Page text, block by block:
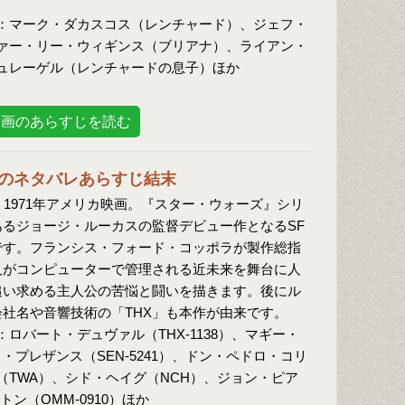
ーク・ダカスコス（レンチャード）、ジェフ・
・リー・ウィギンス（ブリアナ）、ライアン・
レーゲル（レンチャードの息子）ほか
のあらすじを読む
ネタバレあらすじ結末
年アメリカ映画。『スター・ウォーズ』シリ
ジョージ・ルーカスの監督デビュー作となるSF
。フランシス・フォード・コッポラが製作総指
コンピューターで管理される近未来を舞台に人
求める主人公の苦悩と闘いを描きます。後にル
名や音響技術の「THX」も本作が由来です。
バート・デュヴァル（THX-1138）、マギー・
プレザンス（SEN-5241）、ドン・ペドロ・コリ
TWA）、シド・ヘイグ（NCH）、ジョン・ピア
ン（OMM-0910）ほか